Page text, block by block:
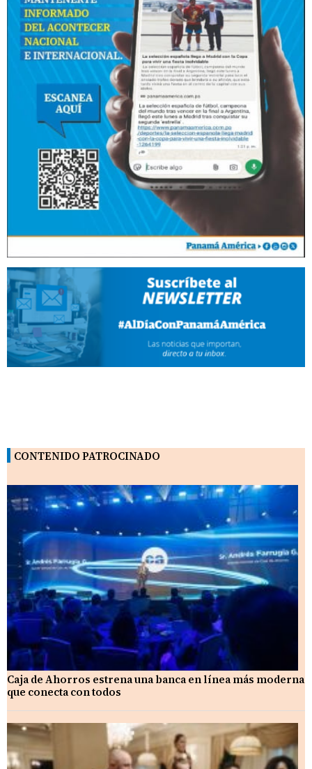
CONTENIDO PATROCINADO
Caja de Ahorros estrena una banca en línea más moderna
que conecta con todos